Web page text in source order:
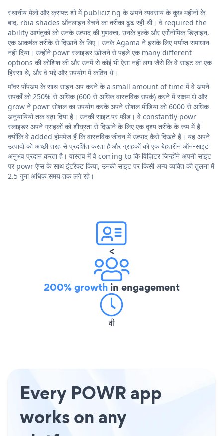
स्थानीय मेलों और क्राफ्ट शो में publicizing के अपने व्यवसाय के कुछ महीनों के
बाद, rbia shades ऑनलाइन बेचने का तरीका ढूंढ रही थी। वे required the
ability आगंतुकों को उनके उत्पाद की गुणवत्ता, उनके हल्के और एर्गोनोमिक डिज़ाइन,
एक आकर्षक तरीके से दिखाने के लिए। उनके Agama ने इसके लिए पर्याप्त समाधान
नहीं दिया। उन्होंने powr स्लाइडर खोजने से पहले एक many different
options की कोशिश की और उनमें से कोई भी ऐसा नहीं लगा जैसे कि वे साइट का एक
हिस्सा थे, और वे भद्दे और उपयोग में कठिन थे।
पॉवर पॉपअप के साथ साइन अप करने के a small amount of time में वे अपने
संपर्कों को 250% से अधिक (600 से अधिक वास्तविक संपर्क) करने में सक्षम थे और
grow ने powr सोशल का उपयोग करके अपने सोशल मीडिया को 6000 से अधिक
अनुयायियों तक बढ़ा दिया है। उनकी साइट पर फ़ीड। वे constantly powr
स्लाइडर अपने ग्राहकों को शीघ्रता से दिखाने के लिए एक दृश्य तरीके के रूप में हैं
क्योंकि वे added होमपेज हैं कि वास्तविक जीवन में उत्पाद कैसे दिखते हैं। यह अपने
उत्पादों को अच्छी तरह से प्रदर्शित करता है और ग्राहकों को एक बेहतरीन ऑन-साइट
अनुभव प्रदान करता है। वास्तव में वे coming to कि विज़िटर जिन्होंने अपनी साइट
पर powr ऐप्स के साथ इंटरैक्ट किया, उनकी साइट पर किसी अन्य व्यक्ति की तुलना में
2.5 गुना अधिक समय तक लगे रहे।
<
200% growth in engagement
वी
Every POWR app
works on any